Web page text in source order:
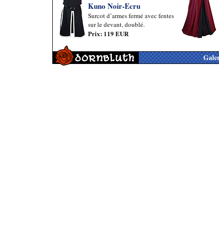
Kuno Noir-Ecru
Surcot d’armes fermé avec fentes
sur le devant, doublé.
Prix: 119 EUR